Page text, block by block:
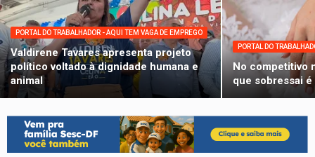
PORTAL DO TRABALHADOR - AQUI TEM VAGA DE EMPREGO
Valdirene Tavares apresenta projeto
político voltado à dignidade humana e
animal
PORTAL DO
No competitivo
que sobressai é